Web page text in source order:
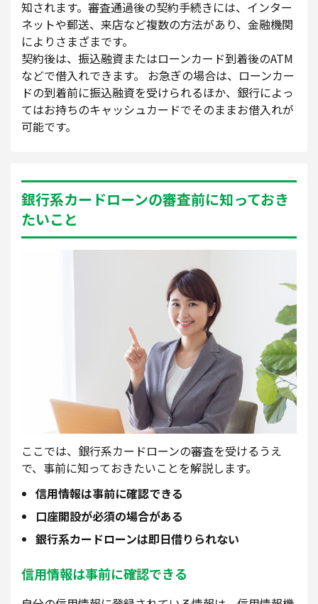
知されます。審査通過後の契約手続きには、インター
ネットや郵送、来店など複数の方法があり、金融機関
によりさまざまです。
契約後は、振込融資またはローンカード到着後のATM
などで借入れできます。 お急ぎの場合は、ローンカー
ドの到着前に振込融資を受けられるほか、銀行によっ
てはお持ちのキャッシュカードでそのままお借入れが
可能です。
銀行系カードローンの審査前に知っておき
たいこと
ここでは、銀行系カードローンの審査を受けるうえ
で、事前に知っておきたいことを解説します。
信用情報は事前に確認できる
口座開設が必須の場合がある
銀行系カードローンは即日借りられない
信用情報は事前に確認できる